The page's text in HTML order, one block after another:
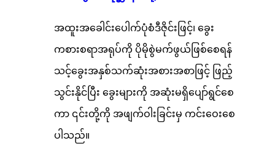
အထူးအခေါင်းပေါက်ပုံစံဒီဇိုင်းဖြင့်၊ ခွေး
ကစားစရာအရုပ်ကို ပိုမိုစွဲမက်ဖွယ်ဖြစ်စေရန်
သင့်ခွေးအနှစ်သက်ဆုံးအစားအစာဖြင့် ဖြည့်
သွင်းနိုင်ပြီး ခွေးများကို အဆုံးမရှိပျော်ရွင်စေ
ကာ ၎င်းတို့ကို အဖျက်ဝါးခြင်းမှ ကင်းဝေးစေ
ပါသည်။